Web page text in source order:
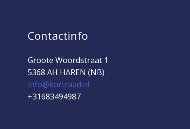
Contactinfo
Groote Woordstraat 1
5368 AH HAREN (NB)
info@kortraad.nl
+31683494987